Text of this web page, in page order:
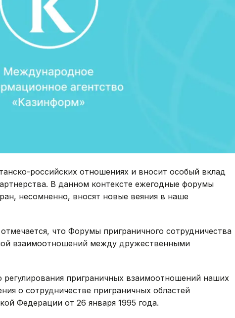
российских отношениях и вносит особый вклад
В данном контексте ежегодные форумы
несомненно, вносят новые веяния в наше
что Форумы приграничного сотрудничества
взаимоотношений между дружественными
приграничных взаимоотношений наших
о сотрудничестве приграничных областей
Федерации от 26 января 1995 года.